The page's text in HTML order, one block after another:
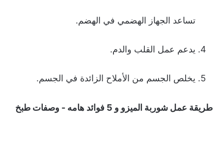
تساعد الجهاز الهضمي في الهضم.
يدعم عمل القلب والدم.
يخلص الجسم من الأملاح الزائدة في الجسم.
طريقة عمل شوربة الميزو و 5 فوائد هامه - وصفات طبخ